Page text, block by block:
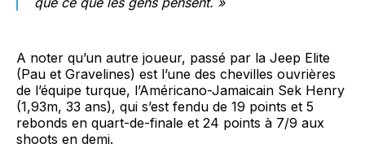
A noter qu’un autre joueur, passé par la Jeep Elite
(Pau et Gravelines) est l’une des chevilles ouvrières
de l’équipe turque, l’Américano-Jamaicain Sek Henry
(1,93m, 33 ans), qui s’est fendu de 19 points et 5
rebonds en quart-de-finale et 24 points à 7/9 aux
shoots en demi.